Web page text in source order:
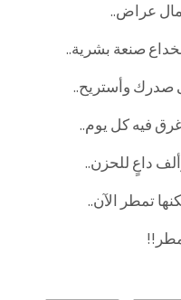
عراض..
صنعة بشرية..
صدرك وأستريح..
فيه كل يوم..
داعٍ للحزن..
تمطر الآن..